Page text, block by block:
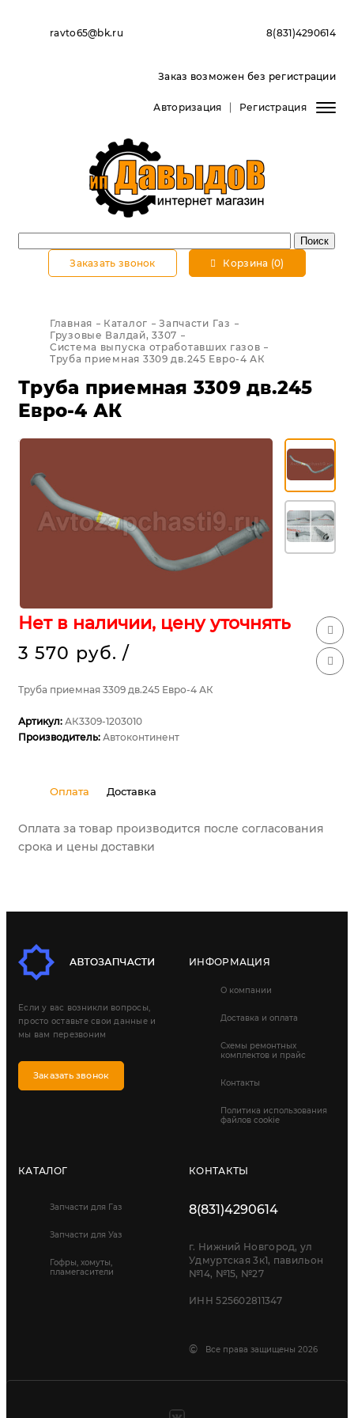
ravto65@bk.ru 8(831)4290614
Заказ возможен без регистрации
Авторизация Регистрация
Заказать звонок Корзина (0)
Главная Каталог
Запчасти Газ
Грузовые Валдай, 3307
Система выпуска отработавших газов
Труба приемная 3309 дв.245 Евро-4 АК
Труба приемная 3309 дв.245
Евро-4 АК
Нет в наличии, цену уточнять
3 570 руб. /
Труба приемная 3309 дв.245 Евро-4 АК
Артикул: АК3309-1203010
Производитель: Автоконтинент
Оплата Доставка
Оплата за товар производится после согласования
срока и цены доставки
Если у вас возникли вопросы,
просто оставьте свои данные и
мы вам перезвоним
Заказать звонок
ИНФОРМАЦИЯ
О компании
Доставка и оплата
Схемы ремонтных
комплектов и прайс
Контакты
Политика использования
файлов cookie
КАТАЛОГ
Запчасти для Газ
Запчасти для Уаз
Гофры, хомуты,
пламегасители
КОНТАКТЫ
8(831)4290614
г. Нижний Новгород, ул
Удмуртская 3к1, павильон
№14, №15, №27
ИНН 525602811347
© Все права защищены 2026